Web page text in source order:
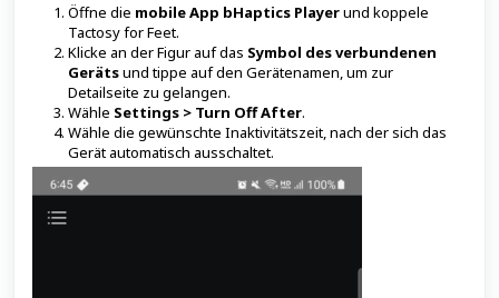
Öffne die mobile App bHaptics Playerund koppele
Tactosy for Feet.
Klicke an der Figur auf das Symbol des verbundenen
Gerätsund tippe auf den Gerätenamen, um zur
Detailseite zu gelangen.
Wähle Settings > Turn Off After.
Wähle die gewünschte Inaktivitätszeit, nach der sich das
Gerät automatisch ausschaltet.